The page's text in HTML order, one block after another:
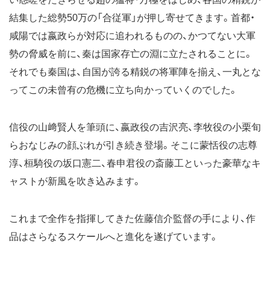
結集した総勢50万の「合従軍」が押し寄せてきます。首都・
咸陽では嬴政らが対応に追われるものの、かつてない大軍
勢の脅威を前に、秦は国家存亡の淵に立たされることに。
それでも秦国は、自国が誇る精鋭の将軍陣を揃え、一丸とな
ってこの未曾有の危機に立ち向かっていくのでした。
信役の山﨑賢人を筆頭に、嬴政役の吉沢亮、李牧役の小栗旬
らおなじみの顔ぶれが引き続き登場。そこに蒙恬役の志尊
淳、桓騎役の坂口憲二、春申君役の斎藤工といった豪華なキ
ャストが新風を吹き込みます。
これまで全作を指揮してきた佐藤信介監督の手により、作
品はさらなるスケールへと進化を遂げています。